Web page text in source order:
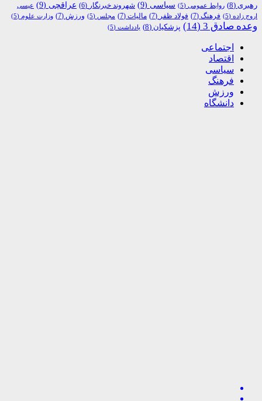
رهبری (8) روابط عمومی (5) سیاسی (9) شهروند خبرنگار (6) عراقچی (9)
عیسی
اروج زاده (5) فرهنگ (7) فولاد ظفر (7) مالیات (7) مجلس (5) ورزش (7) وزارت علوم (5)
وعده صادق 3 (14) پزشکیان (8) یادداشت (5)
اجتماعی
اقتصاد
سیاسی
فرهنگ
ورزش
دانشگاه